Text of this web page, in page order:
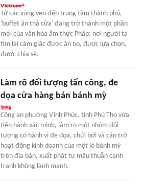
Từ các vùng ven đến trung tâm thành phố,
'buffet ăn thả cửa' đang trở thành một phần
mới của văn hóa ẩm thực Pháp: nơi người ta
tìm lại cảm giác được ăn no, được lựa chọn,
được chia sẻ.
Làm rõ đối tượng tấn công, đe
dọa cửa hàng bán bánh mỳ
Công an phường Vĩnh Phúc, tỉnh Phú Thọ vừa
tiến hành xác minh, làm rõ một nhóm đối
tượng có hành vi đe dọa, chửi bới và cản trở
hoạt động kinh doanh của một lò bánh mỳ
trên địa bàn, xuất phát từ mâu thuẫn cạnh
tranh không lành mạnh.